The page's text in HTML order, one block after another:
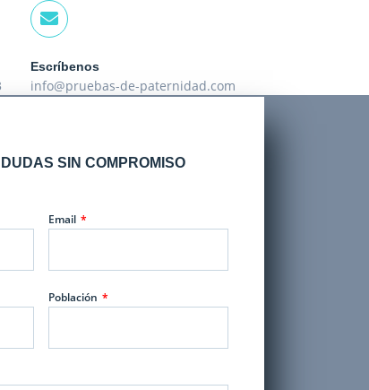
Escríbenos
info@pruebas-de-paternidad.com
SIN COMPROMISO
Email
Población